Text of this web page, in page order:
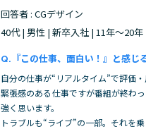
回答者 : CGデザイン
40代 | 男性 | 新卒入社 | 11年～20年
『この仕事、面白い！』と感じ
自分の仕事が“リアルタイム”で評価・
緊張感のある仕事ですが番組が終わ
強く思います。
トラブルも“ライブ”の一部。それを